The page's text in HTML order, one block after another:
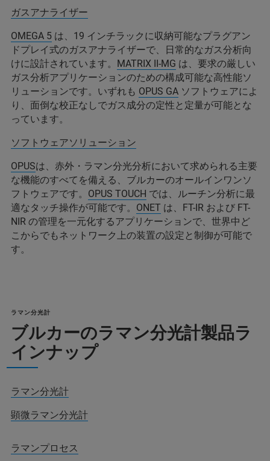
ガスアナライザー
OMEGA 5 は、19 インチラックに収納可能なプラグアン
ドプレイ式のガスアナライザーで、日常的なガス分析向
けに設計されています。 MATRIX II-MG は、要求の厳しい
ガス分析アプリケーションのための構成可能な高性能ソ
リューションです。いずれも OPUS GA ソフトウェアによ
り、面倒な校正なしでガス成分の定性と定量が可能とな
っています。
ソフトウェアソリューション
OPUSは、赤外・ラマン分光分析において求められる主要
な機能のすべてを備える、ブルカーのオールインワンソ
フトウェアです。 OPUS TOUCH では、ルーチン分析に最
適なタッチ操作が可能です。 ONET は、FT-IR および FT-
NIR の管理を一元化するアプリケーションで、世界中ど
こからでもネットワーク上の装置の設定と制御が可能で
す。
ラマン分光計
ブルカーのラマン分光計製品ラ
インナップ
ラマン分光計
顕微ラマン分光計
ラマンプロセス